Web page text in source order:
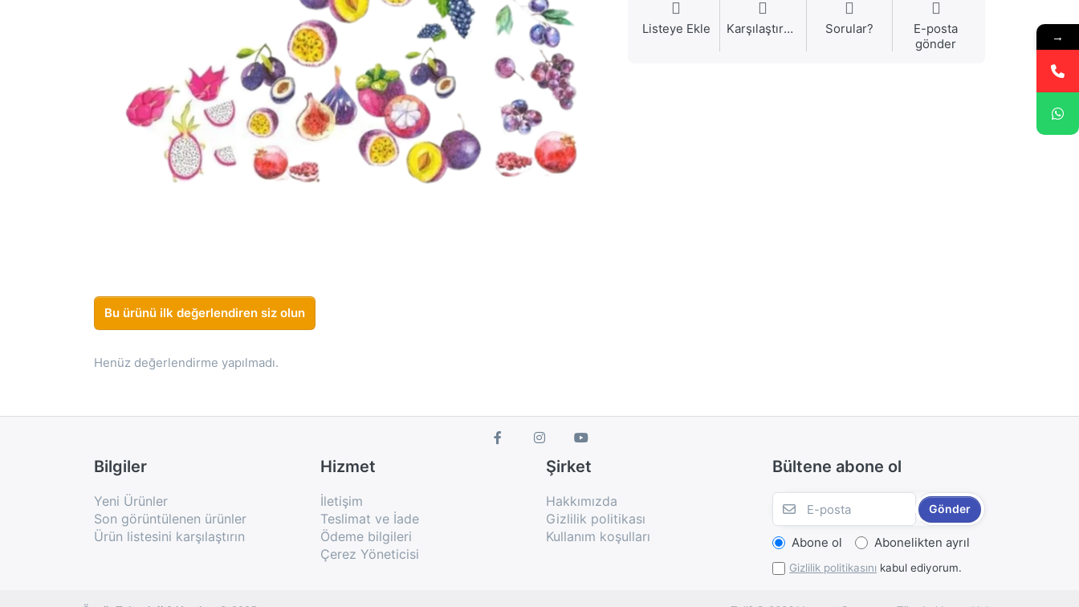
Listeye Ekle Karşılaştırma Sorular?
E-posta
gönder
Bu ürünü ilk değerlendiren siz olun
Henüz değerlendirme yapılmadı.
Bilgiler
Yeni Ürünler
Son görüntülenen ürünler
Ürün listesini karşılaştırın
Hizmet
İletişim
Teslimat ve İade
Ödeme bilgileri
Çerez Yöneticisi
Şirket
Hakkımızda
Gizlilik politikası
Kullanım koşulları
Bültene abone ol
Gönder
Abone ol Abonelikten ayrıl
Gizlilik politikasını kabul ediyorum.
→